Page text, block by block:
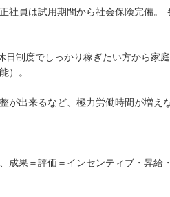
社員は試用期間から社会保険完備。
日制度でしっかり稼ぎたい方から家
）。
が出来るなど、極力労働時間が増
成果＝評価＝インセンティブ・昇給